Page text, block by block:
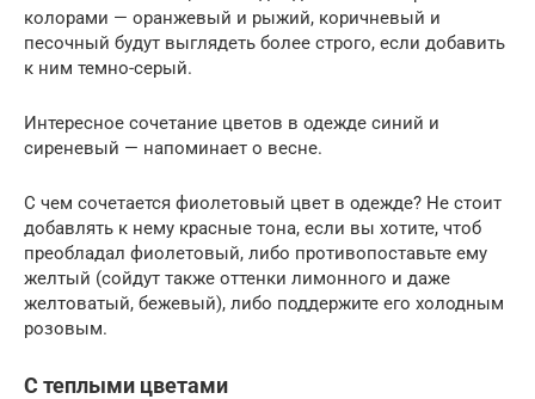
колорами — оранжевый и рыжий, коричневый и
песочный будут выглядеть более строго, если добавить
к ним темно-серый.
Интересное сочетание цветов в одежде синий и
сиреневый — напоминает о весне.
С чем сочетается фиолетовый цвет в одежде? Не стоит
добавлять к нему красные тона, если вы хотите, чтоб
преобладал фиолетовый, либо противопоставьте ему
желтый (сойдут также оттенки лимонного и даже
желтоватый, бежевый), либо поддержите его холодным
розовым.
С теплыми цветами